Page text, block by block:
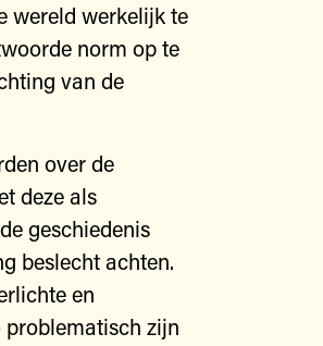
wereld werkelijk te
norm op te
van de
over de
deze als
geschiedenis
beslecht achten.
en
problematisch zijn